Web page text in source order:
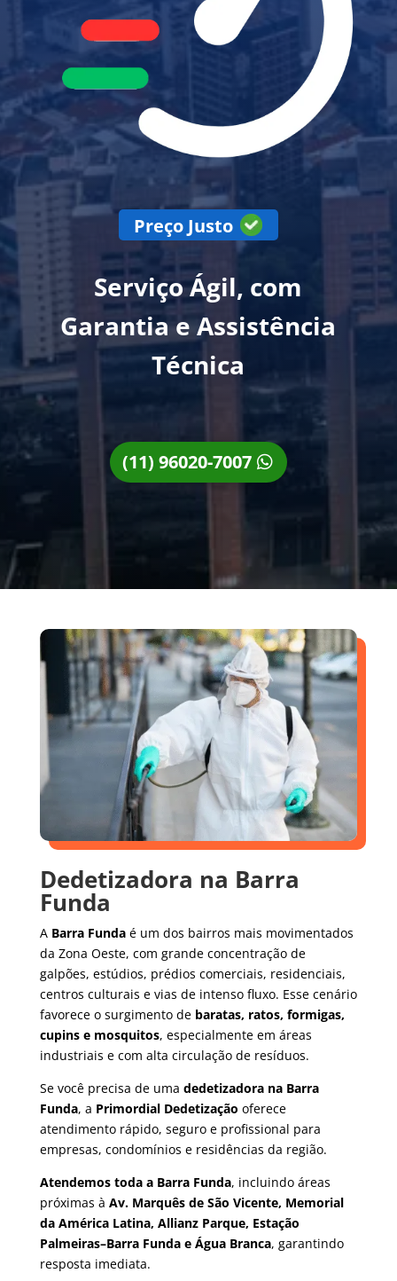
Preço Justo
Serviço Ágil, com
Garantia e Assistência
Técnica
(11) 96020-7007
Dedetizadora na Barra
Funda
A Barra Fundaé um dos bairros mais movimentados
da Zona Oeste, com grande concentração de
galpões, estúdios, prédios comerciais, residenciais,
centros culturais e vias de intenso fluxo. Esse cenário
favorece o surgimento de baratas, ratos, formigas,
cupins e mosquitos, especialmente em áreas
industriais e com alta circulação de resíduos.
Se você precisa de uma dedetizadora na Barra
Funda, a Primordial Dedetização oferece
atendimento rápido, seguro e profissional para
empresas, condomínios e residências da região.
Atendemos toda a Barra Funda, incluindo áreas
próximas à Av. Marquês de São Vicente, Memorial
da América Latina, Allianz Parque, Estação
Palmeiras–Barra Funda e Água Branca, garantindo
resposta imediata.